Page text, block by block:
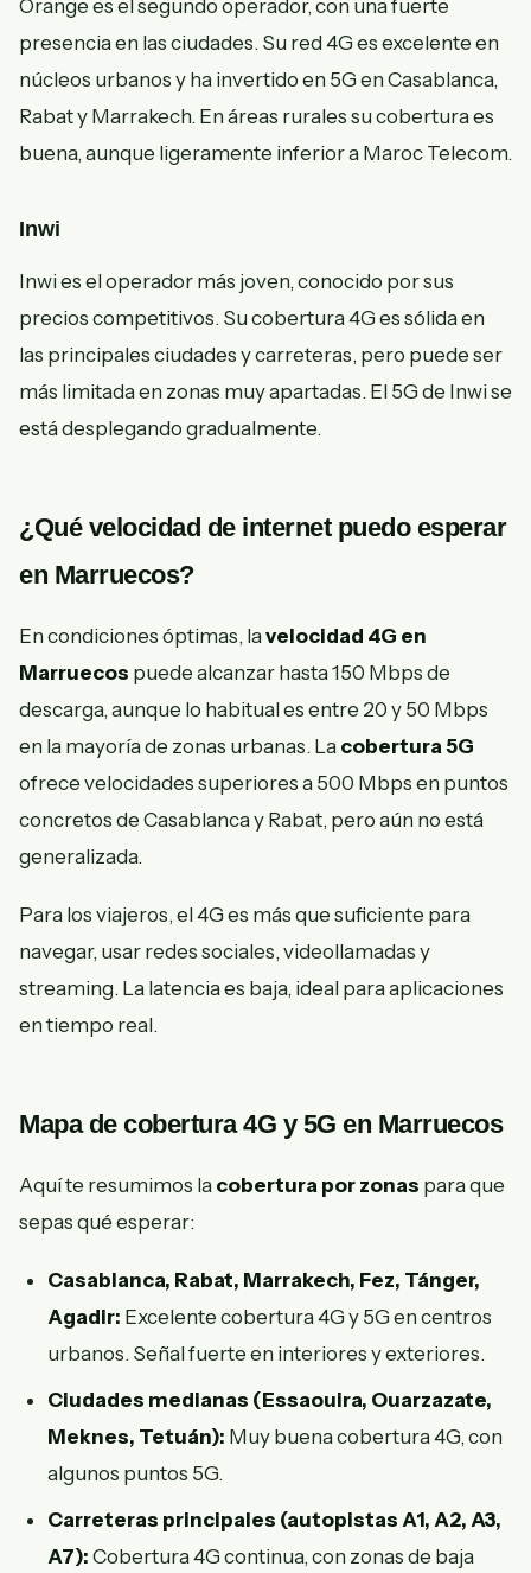
Orange es el segundo operador, con una fuerte
presencia en las ciudades. Su red 4G es excelente en
núcleos urbanos y ha invertido en 5G en Casablanca,
Rabat y Marrakech. En áreas rurales su cobertura es
buena, aunque ligeramente inferior a Maroc Telecom.
Inwi
Inwi es el operador más joven, conocido por sus
precios competitivos. Su cobertura 4G es sólida en
las principales ciudades y carreteras, pero puede ser
más limitada en zonas muy apartadas. El 5G de Inwi se
está desplegando gradualmente.
¿Qué velocidad de internet puedo esperar
en Marruecos?
En condiciones óptimas, lavelocidad 4G en
Marruecos puede alcanzar hasta 150 Mbps de
descarga, aunque lo habitual es entre 20 y 50 Mbps
en la mayoría de zonas urbanas. La cobertura 5G
ofrece velocidades superiores a 500 Mbps en puntos
concretos de Casablanca y Rabat, pero aún no está
generalizada.
Para los viajeros, el 4G es más que suficiente para
navegar, usar redes sociales, videollamadas y
streaming. La latencia es baja, ideal para aplicaciones
en tiempo real.
Mapa de cobertura 4G y 5G en Marruecos
Aquí te resumimos la cobertura por zonas para que
sepas qué esperar:
Casablanca, Rabat, Marrakech, Fez, Tánger,
Agadir: Excelente cobertura 4G y 5G en centros
urbanos. Señal fuerte en interiores y exteriores.
Ciudades medianas (Essaouira, Ouarzazate,
Meknes, Tetuán): Muy buena cobertura 4G, con
algunos puntos 5G.
Carreteras principales (autopistas A1, A2, A3,
A7): Cobertura 4G continua, con zonas de baja